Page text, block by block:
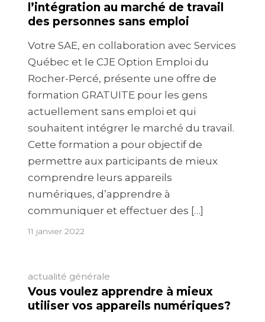
l’intégration au marché de travail
des personnes sans emploi
Votre SAE, en collaboration avec Services
Québec et le CJE Option Emploi du
Rocher-Percé, présente une offre de
formation GRATUITE pour les gens
actuellement sans emploi et qui
souhaitent intégrer le marché du travail.
Cette formation a pour objectif de
permettre aux participants de mieux
comprendre leurs appareils
numériques, d’apprendre à
communiquer et effectuer des […]
11 janvier 2022
actualité générale
Vous voulez apprendre à mieux
utiliser vos appareils numériques?